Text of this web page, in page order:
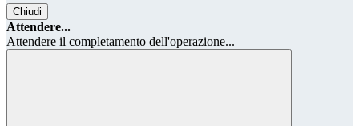
Chiudi
Attendere...
Attendere il completamento dell'operazione...